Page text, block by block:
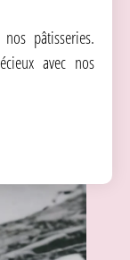
pâtisseries.
avec nos